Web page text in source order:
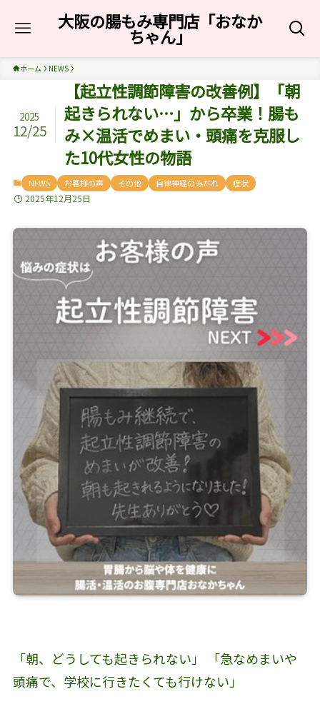
大阪の腸もみ専門店「おなか
ちゃん」
ホーム NEWS
【起立性調節障害の改善例】「朝
起きられない…」から卒業！腸も
み×温活でめまい・頭痛を克服し
た10代女性の物語
2025
12/25
NEWS お客様の声 その他 自律神経のみだれ 症状
2025年12月25日
「朝、どうしても起きられない」 「急なめまいや
頭痛で、学校に行きたくても行けない」